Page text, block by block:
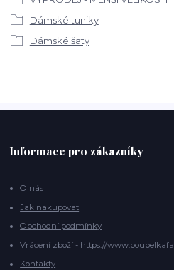
Dámské tuniky
Dámské šaty
Informace pro zákazníky
O nás
Jak nakupovat
Obchodní podmínky
Vrácení zboží - https://
Kontakty